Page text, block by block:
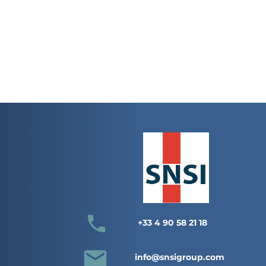
local_phone +33 4 90 58 21 18
email
info@snsigroup.com